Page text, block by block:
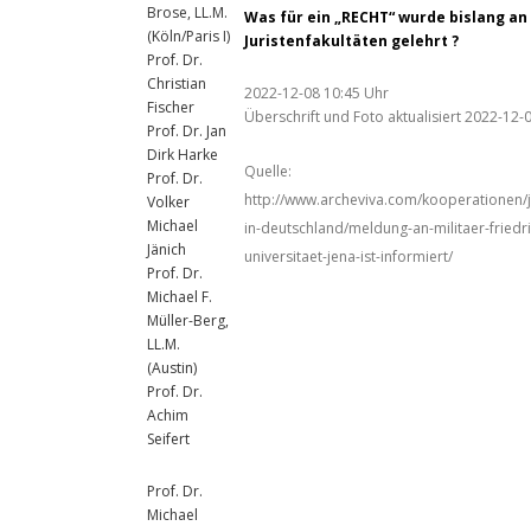
Brose, LL.M.
(Köln/Paris I)
Prof. Dr.
Christian
Fischer
Prof. Dr. Jan
Dirk Harke
Prof. Dr.
Volker
Michael
Jänich
Prof. Dr.
Michael F.
Müller-Berg,
LL.M.
(Austin)
Prof. Dr.
Achim
Seifert
Prof. Dr.
Michael
Was für ein „RECHT“ wurde bislang
Juristenfakultäten gelehrt ?
2022-12-08 10:45 Uhr
Überschrift und Foto aktualisiert 2022-12-
Quelle:
http://www.archeviva.com/
in-deutschland/meldung-an-militaer-
universitaet-jena-ist-informiert/